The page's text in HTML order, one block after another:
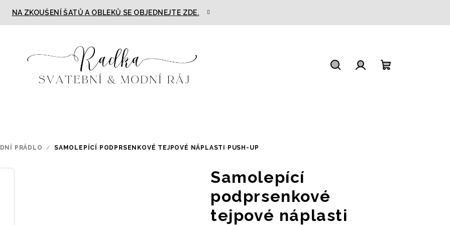
NA ZKOUŠENÍ ŠATŮ A OBLEKŮ SE OBJEDNEJTE ZDE.
PRÁDLO / SAMOLEPÍCÍ PODPRSENKOVÉ TEJPOVÉ NÁPLASTI PUSH-UP
Samolepící
podprsenkové
tejpové náplasti